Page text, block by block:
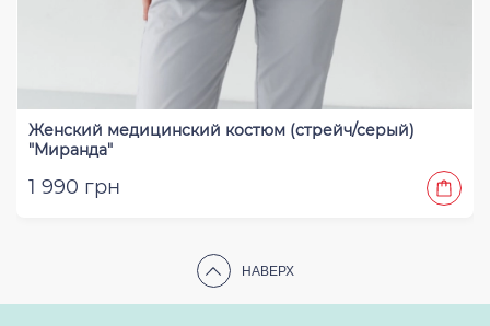
Женский медицинский костюм (стрейч/серый)
"Миранда"
1 990 грн
НАВЕРХ